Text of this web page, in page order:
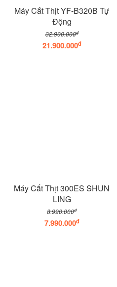
Máy Cắt Thịt YF-B320B Tự
Động
32.900.000đ
21.900.000đ
Máy Cắt Thịt 300ES SHUN
LING
8.990.000đ
7.990.000đ